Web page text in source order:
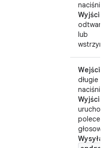
Wyjście:
lub
Wejście:
długie
Wyjście:
Wysyła: